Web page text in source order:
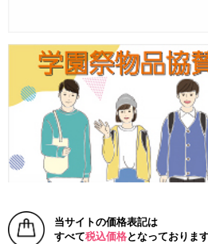
当サイトの価格表記は
すべて税込価格となっております